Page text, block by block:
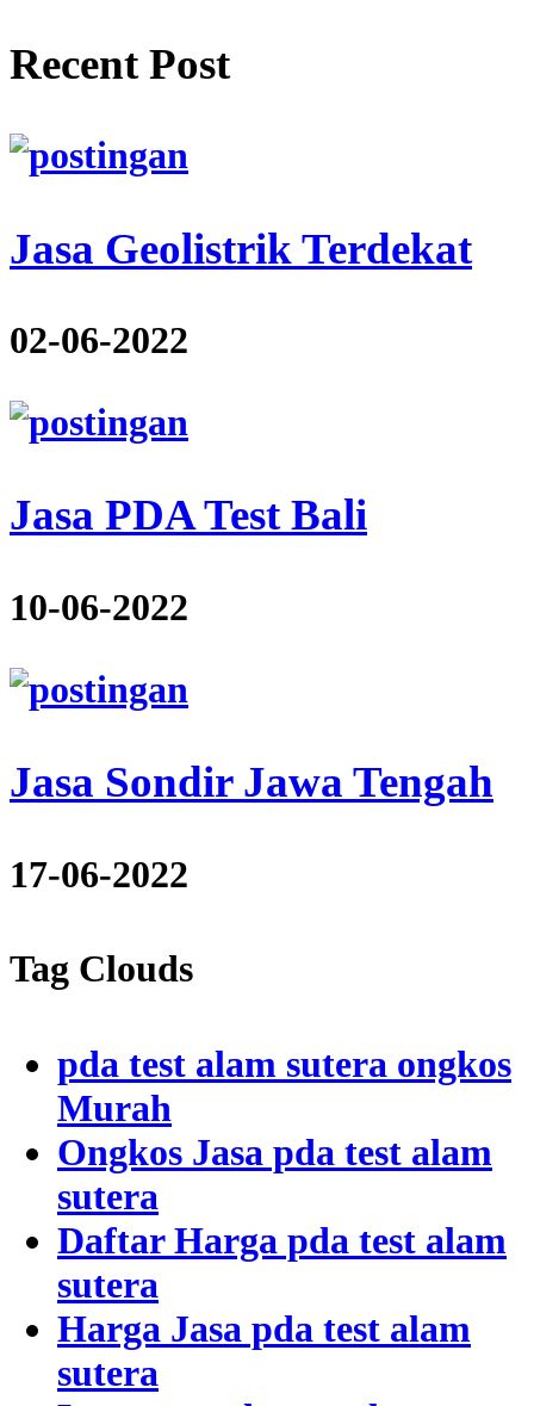
Recent Post
Jasa Geolistrik Terdekat
02-06-2022
Jasa PDA Test Bali
10-06-2022
Jasa Sondir Jawa Tengah
17-06-2022
Tag Clouds
pda test alam sutera ongkos
Murah
Ongkos Jasa pda test alam
sutera
Daftar Harga pda test alam
sutera
Harga Jasa pda test alam
sutera